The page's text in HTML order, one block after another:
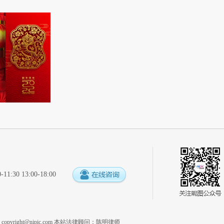
13:00-18:00
copyright@nipic.com 本站法律顾问：陈明律师